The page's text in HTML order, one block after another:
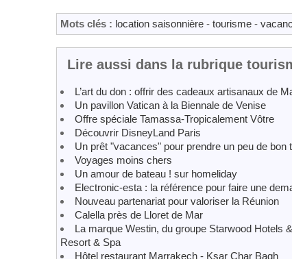
Mots clés : location saisonnière - tourisme -
Lire aussi dans la rubrique
L’art du don : offrir des cadeaux artisanaux de
Un pavillon Vatican à la Biennale de Venise
Offre spéciale Tamassa-Tropicalement Vôtre
Découvrir DisneyLand Paris
Un prêt "vacances" pour prendre un peu de bon
Voyages moins chers
Un amour de bateau ! sur homeliday
Electronic-esta : la référence pour faire une
Nouveau partenariat pour valoriser la Réunion
Calella près de Lloret de Mar
La marque Westin, du groupe Starwood Hotels
Resort & Spa
Hôtel restaurant Marrakech - Ksar Char Bagh